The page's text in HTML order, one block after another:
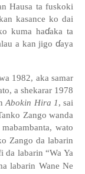
Hausa ta fuskoki
kasance ko dai
kuma haɗaka ta
a kan jigoɗaya
1982, aka samar
a shekarar 1978
Abokin Hira 1, sai
Zango wanda
wato
Zango da labarin
da labarin“Wa Ya
labarin Wane Ne